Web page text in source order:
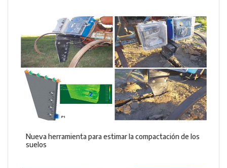
Nueva herramienta para estimar la compactación de los
suelos